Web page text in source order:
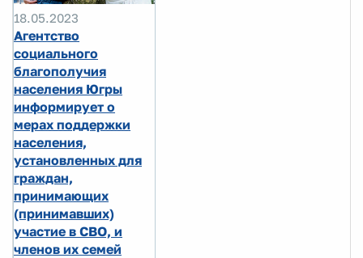
18.05.2023
Агентство
социального
благополучия
населения Югры
информирует о
мерах поддержки
населения,
установленных для
граждан,
принимающих
(принимавших)
участие в СВО, и
членов их семей